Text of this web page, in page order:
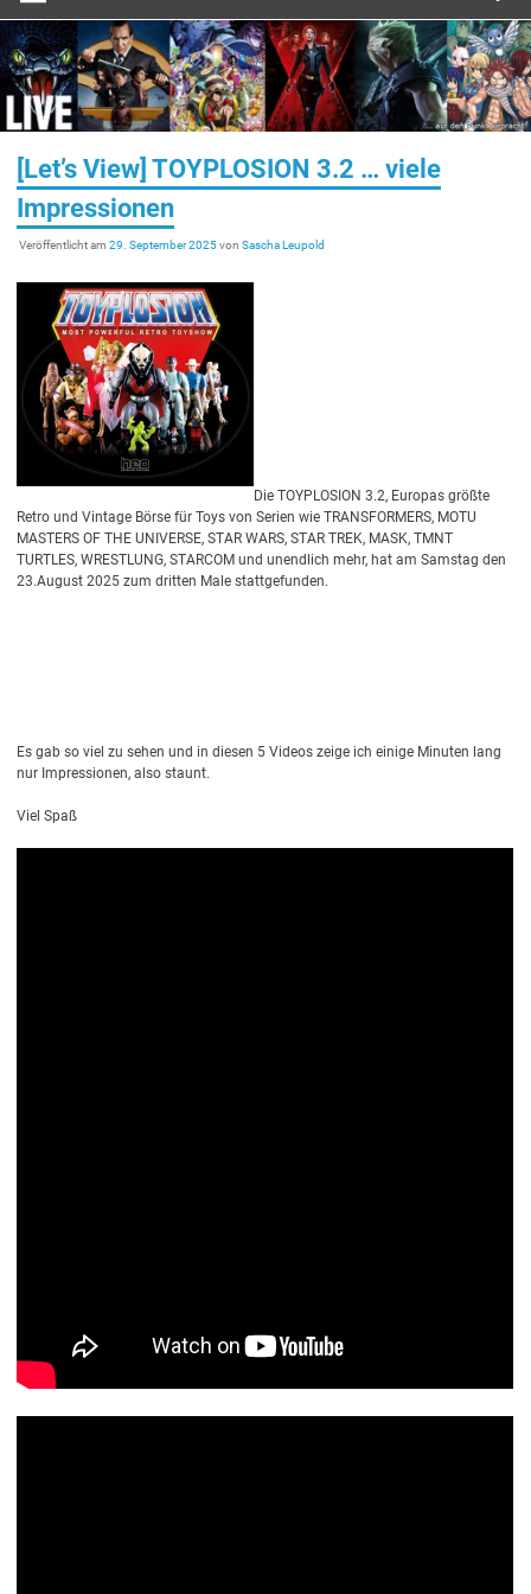
[Let’s View] TOYPLOSION 3.2 … viele
Impressionen
Veröffentlicht am29. September 2025vonSascha Leupold
Die TOYPLOSION 3.2, Europas größte
Retro und Vintage Börse für Toys von Serien wie TRANSFORMERS, MOTU
MASTERS OF THE UNIVERSE, STAR WARS, STAR TREK, MASK, TMNT
TURTLES, WRESTLUNG, STARCOM und unendlich mehr, hat am Samstag den
23.August 2025 zum dritten Male stattgefunden.
Es gab so viel zu sehen und in diesen 5 Videos zeige ich einige Minuten lang
nur Impressionen, also staunt.
Viel Spaß